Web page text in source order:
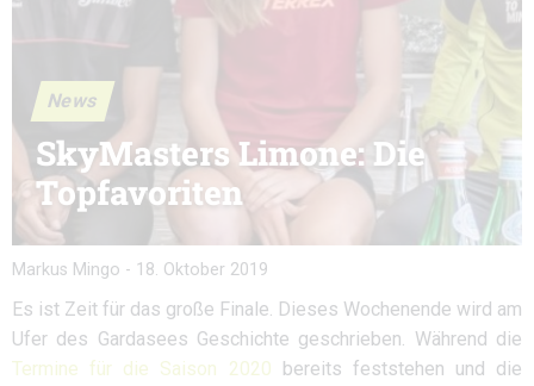
News
SkyMasters Limone: Die
Topfavoriten
Markus Mingo - 18. Oktober 2019
Es ist Zeit für das große Finale. Dieses Wochenende wird am
Ufer des Gardasees Geschichte geschrieben. Während die
Termine für die Saison 2020 bereits feststehen und die